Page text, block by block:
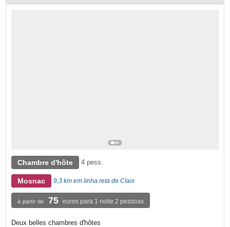
Chambre d'hôte 4 pess.
Mosnac 9,3 km em linha reta de Claix
à partir de 75 euros para 1 noite 2 pessoas
Deux belles chambres d'hôtes